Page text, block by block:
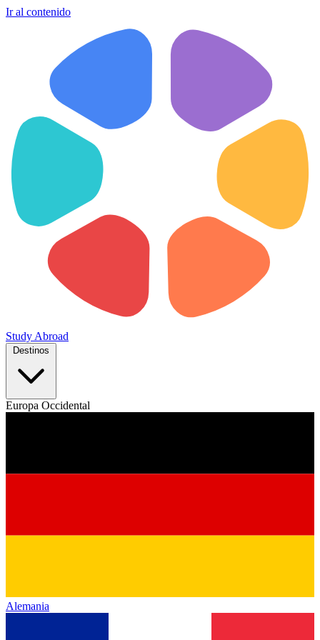
Ir al contenido
Study Abroad
Europa Occidental
Alemania